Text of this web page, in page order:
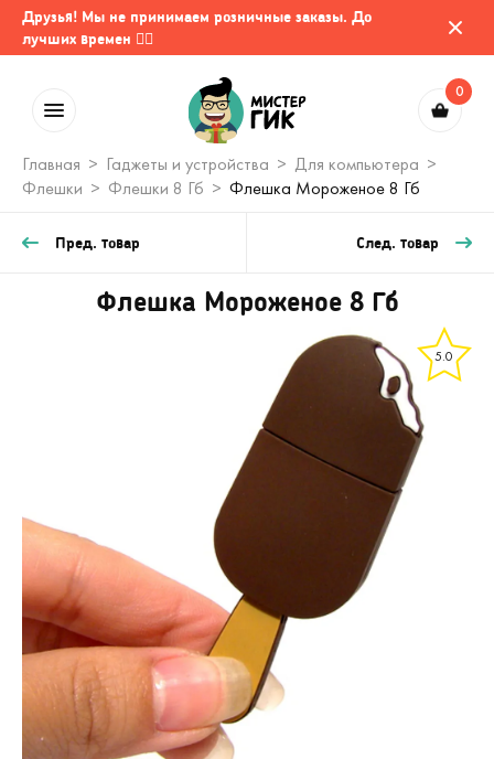
Друзья! Мы не принимаем розничные заказы. До
лучших времен 🤷‍♂️
0
Главная Гаджеты и устройства
Для компьютера
Флешки
Флешки 8 Гб Флешка Мороженое 8 Гб
Пред. товар След. товар
Флешка Мороженое 8 Гб
5.0